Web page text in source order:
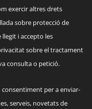
exercir altres drets
sobre protecció de
i accepto les
sobre el tractament
consulta o petició.
consentiment per a enviar-
serveis, novetats de